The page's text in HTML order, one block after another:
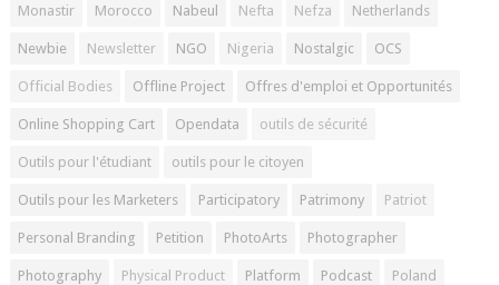
Monastir Morocco Nabeul Nefta Nefza Netherlands
Newbie Newsletter NGO Nigeria Nostalgic OCS
Official Bodies Offline Project Offres d'emploi et Opportunités
Online Shopping Cart Opendata outils de sécurité
Outils pour l'étudiant outils pour le citoyen
Outils pour les Marketers Participatory Patrimony Patriot
Personal Branding Petition PhotoArts Photographer
Photography Physical Product Platform Podcast Poland